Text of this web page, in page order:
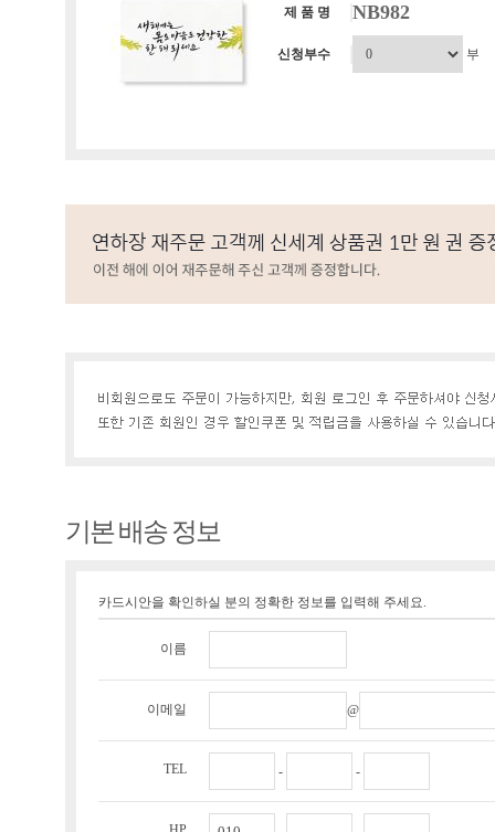
제 품 명 NB982
신청부수 부
기본 배송 정보
카드시안을 확인하실 분의 정확한 정보를 입력해 주세요.
이름
이메일 @
TEL - -